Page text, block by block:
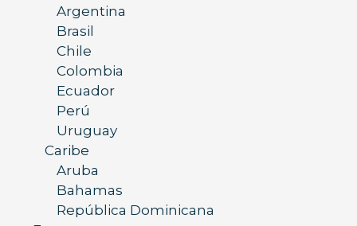
Argentina
Brasil
Chile
Colombia
Ecuador
Perú
Uruguay
Caribe
Aruba
Bahamas
República Dominicana